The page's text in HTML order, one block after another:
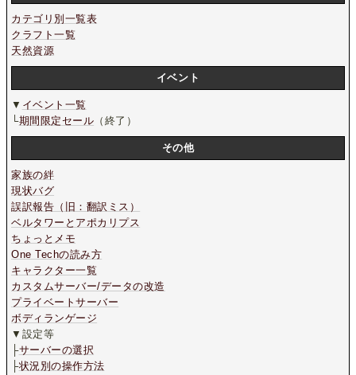
カテゴリ別一覧表
クラフト一覧
天然資源
イベント
▼ イベント一覧
└期間限定セール （終了）
その他
家族の絆
現状バグ
誤訳報告（旧：翻訳ミス）
ベルタワーとアポカリプス
ちょっとメモ
One Techの読み方
キャラクター一覧
カスタムサーバー/データの改造
プライベートサーバー
ボディランゲージ
▼設定等
├サーバーの選択
├状況別の操作方法